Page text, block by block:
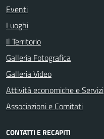
Eventi
Luoghi
Il Territorio
Galleria Fotografica
Galleria Video
Attività economiche e Servizi
Associazioni e Comitati
CONTATTI E RECAPITI